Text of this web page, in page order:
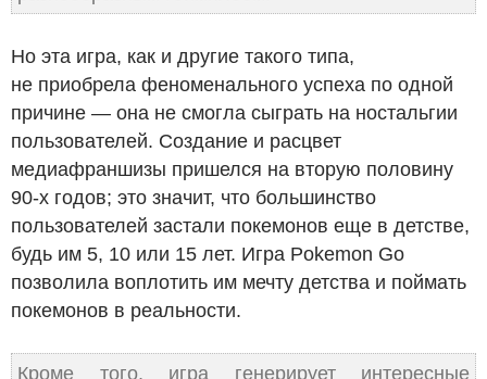
Но эта игра, как и другие такого типа,
не приобрела феноменального успеха по одной
причине — она не смогла сыграть на ностальгии
пользователей. Создание и расцвет
медиафраншизы пришелся на вторую половину
90-х годов; это значит, что большинство
пользователей застали покемонов еще в детстве,
будь им 5, 10 или 15 лет. Игра Pokemon Go
позволила воплотить им мечту детства и поймать
покемонов в реальности.
Кроме того, игра генерирует интересные